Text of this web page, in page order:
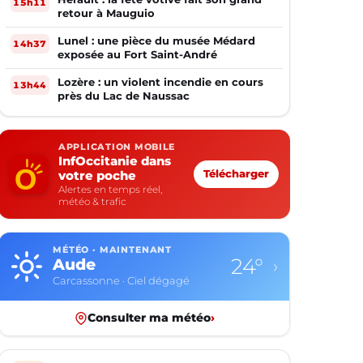
retour à Mauguio
14h37
Lunel : une pièce du musée Médard
exposée au Fort Saint-André
13h44
Lozère : un violent incendie en cours
près du Lac de Naussac
APPLICATION MOBILE
InfOccitanie dans
votre poche
Alertes en temps réel,
météo & trafic
Télécharger
MÉTÉO · MAINTENANT
Aude
Carcassonne · Ciel dégagé
24° ›
Consulter ma météo›